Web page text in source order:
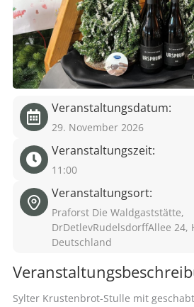
Veranstaltungsdatum:
29. November 2026
Veranstaltungszeit:
11:00
Veranstaltungsort:
Praforst Die Waldgaststätte,
DrDetlevRudelsdorffAllee 24,
Deutschland
Sylter Krustenbrot-Stulle mit